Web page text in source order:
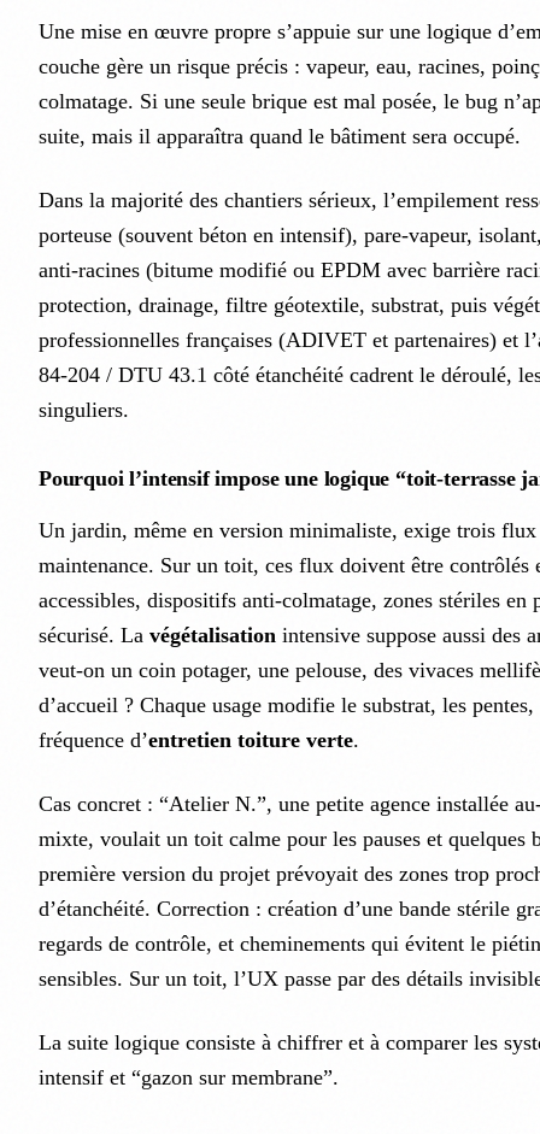
Une mise en œuvre propre s’appuie sur une logique
couche gère un risque précis : vapeur, eau, racines,
colmatage. Si une seule brique est mal posée, le bug
suite, mais il apparaîtra quand le bâtiment sera occupé.
Dans la majorité des chantiers sérieux, l’empilement
porteuse (souvent béton en intensif), pare-vapeur,
anti-racines (bitume modifié ou EPDM avec barrière
protection, drainage, filtre géotextile, substrat, puis
professionnelles françaises (ADIVET et partenaires) et
84-204 / DTU 43.1 côté étanchéité cadrent le déroulé,
singuliers.
Pourquoi l’intensif impose une logique “toit-terrasse
Un jardin, même en version minimaliste, exige trois
maintenance. Sur un toit, ces flux doivent être contrôlés
accessibles, dispositifs anti-colmatage, zones stériles en
sécurisé. La végétalisation intensive suppose aussi des
veut-on un coin potager, une pelouse, des vivaces
d’accueil ? Chaque usage modifie le substrat, les
fréquence d’entretien toiture verte.
Cas concret : “Atelier N.”, une petite agence installée
mixte, voulait un toit calme pour les pauses et quelques
première version du projet prévoyait des zones trop
d’étanchéité. Correction : création d’une bande stérile
regards de contrôle, et cheminements qui évitent le
sensibles. Sur un toit, l’UX passe par des détails
La suite logique consiste à chiffrer et à comparer les
intensif et “gazon sur membrane”.